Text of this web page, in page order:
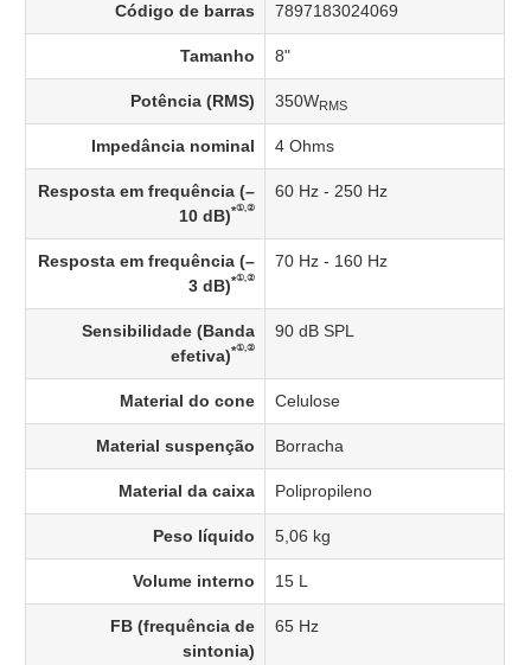
Código de barras 7897183024069
Tamanho 8"
Potência (RMS) 350WRMS
Impedância nominal 4 Ohms
Resposta em frequência (–
10 dB)*①,②
60 Hz - 250 Hz
Resposta em frequência (–
3 dB)*①,②
70 Hz - 160 Hz
Sensibilidade (Banda
efetiva)*①,②
90 dB SPL
Material do cone Celulose
Material suspenção Borracha
Material da caixa Polipropileno
Peso líquido 5,06 kg
Volume interno 15 L
FB (frequência de
sintonia)
65 Hz